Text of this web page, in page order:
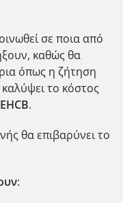
σε ποια από
καθώς θα
όπως η ζήτηση
το κόστος
EHCB.
θα επιβαρύνει το
: